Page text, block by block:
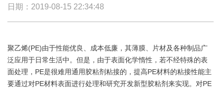
日期：2019-08-15 22:34:48
聚乙烯(PE)由于性能优良、成本低廉，其薄膜、片材及各种制品广
泛应用于日常生活中。但是，由于表面化学惰性，若不经特殊的表
面处理，PE是很难用通用胶粘剂粘接的，提高PE材料的粘接性能主
要通过对PE材料表面进行处理和研究开发新型胶粘剂来实现。对PE